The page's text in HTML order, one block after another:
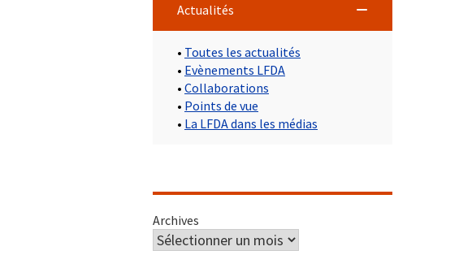
Actualités
• Toutes les actualités
• Evènements LFDA
• Collaborations
• Points de vue
• La LFDA dans les médias
Archives